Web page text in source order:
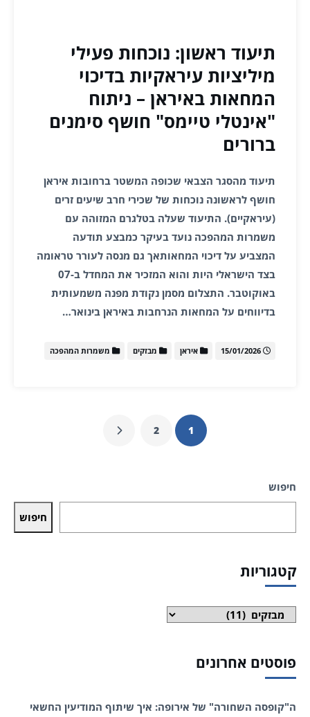
תיעוד ראשון: נוכחות פעילי
מיליציות עיראקיות בדיכוי
המחאות באיראן – ניתוח
"אינטלי טיימס" חושף סימנים
ברורים
תיעוד מהסגר הצבאי שכופה המשטר ברחובות איראן
חושף לראשונה נוכחות של שכירי חרב שיעים זרים
(עיראקיים). התיעוד שעלה בטלגרם המזוהה עם
משמרות המהפכה נועד בעיקר כמבצע תודעה
המצביע על דיכוי המחאותאך גם מנסה לעורר טראומה
בצד הישראלי היות והוא המזכיר את המחדל ב-07
באוקוטבר. התצלום מסמן נקודת מפנה משמעותית
בדיווחים על המחאות הנרחבות באיראן בינואר…
15/01/2026 איראן מבזקים משמרות המהפכה
1
2
חיפוש
חיפוש
קטגוריות
קטגוריות
פוסטים אחרונים
ה"קופסה השחורה" של אירופה: איך שיתוף המודיעין החשאי